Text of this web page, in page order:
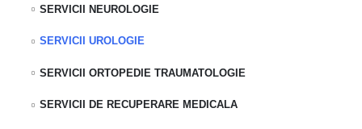
SERVICII NEUROLOGIE
SERVICII UROLOGIE
SERVICII ORTOPEDIE TRAUMATOLOGIE
SERVICII DE RECUPERARE MEDICALA